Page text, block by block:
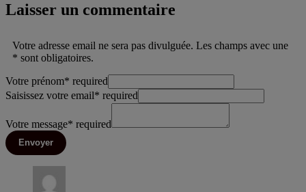
Laisser un commentaire
Votre adresse email ne sera pas divulguée. Les champs avec une
* sont obligatoires.
Votre prénom* required
Saisissez votre email* required
Votre message* required
Envoyer